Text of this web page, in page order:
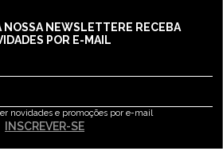
NOSSA NEWSLETTER E RECEBA
POR E-MAIL
INSCREVER-SE
novidades e promoções por e-mail